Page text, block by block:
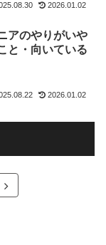
2026.01.02
アのやりがいや
と・向いている
2026.01.02
次